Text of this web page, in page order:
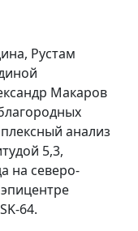
Рустам
Макаров
анализ
5,3,
на северо-
64.